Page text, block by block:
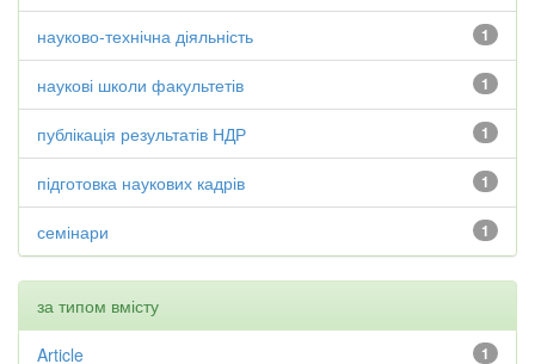
1
науково-технічна діяльність
1
наукові школи факультетів
1
публікація результатів НДР
1
підготовка наукових кадрів
1
семінари
за типом вмісту
1
Article